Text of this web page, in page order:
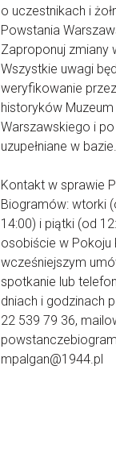
o uczestnikach i
Powstania
Zaproponuj zmiany
Wszystkie uwagi
weryfikowanie
historyków
Warszawskiego i
uzupełniane w bazie.
Kontakt w sprawie
Biogramów: wtorki
14:00) i piątki (od
osobiście w Pokoju
wcześniejszym
spotkanie lub
dniach i godzinach
22 539 79 36,
mpalgan@1944.pl